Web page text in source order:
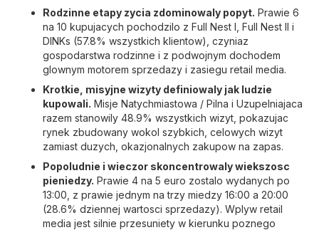
Rodzinne etapy zycia zdominowaly popyt. Prawie 6
na 10 kupujacych pochodzilo z Full Nest I, Full Nest II i
DINKs (57.8% wszystkich klientow), czyniaz
gospodarstwa rodzinne i z podwojnym dochodem
glownym motorem sprzedazy i zasiegu retail media.
Krotkie, misyjne wizyty definiowaly jak ludzie
kupowali. Misje Natychmiastowa / Pilna i Uzupelniajaca
razem stanowily 48.9% wszystkich wizyt, pokazujac
rynek zbudowany wokol szybkich, celowych wizyt
zamiast duzych, okazjonalnych zakupow na zapas.
Popoludnie i wieczor skoncentrowaly wiekszosc
pieniedzy. Prawie 4 na 5 euro zostalo wydanych po
13:00, z prawie jednym na trzy miedzy 16:00 a 20:00
(28.6% dziennej wartosci sprzedazy). Wplyw retail
media jest silnie przesuniety w kierunku poznego